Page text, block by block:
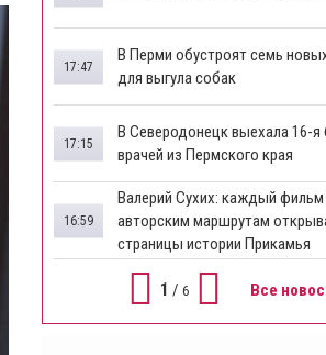
​В Перми обустроят семь
для выгула собак
17:47
В Северодонецк выехала 16-я
врачей из Пермского края
17:15
​Валерий Сухих: каждый фильм
авторским маршрутам
страницы истории Прикамья
16:59
1 / 6 Все